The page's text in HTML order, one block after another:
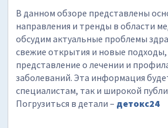
В данном обзоре представлены
направления и тренды в области
обсудим актуальные проблемы
свежие открытия и новые
представление о лечении и
заболеваний. Эта информация
специалистам, так и широкой
Погрузиться в детали – детокс24